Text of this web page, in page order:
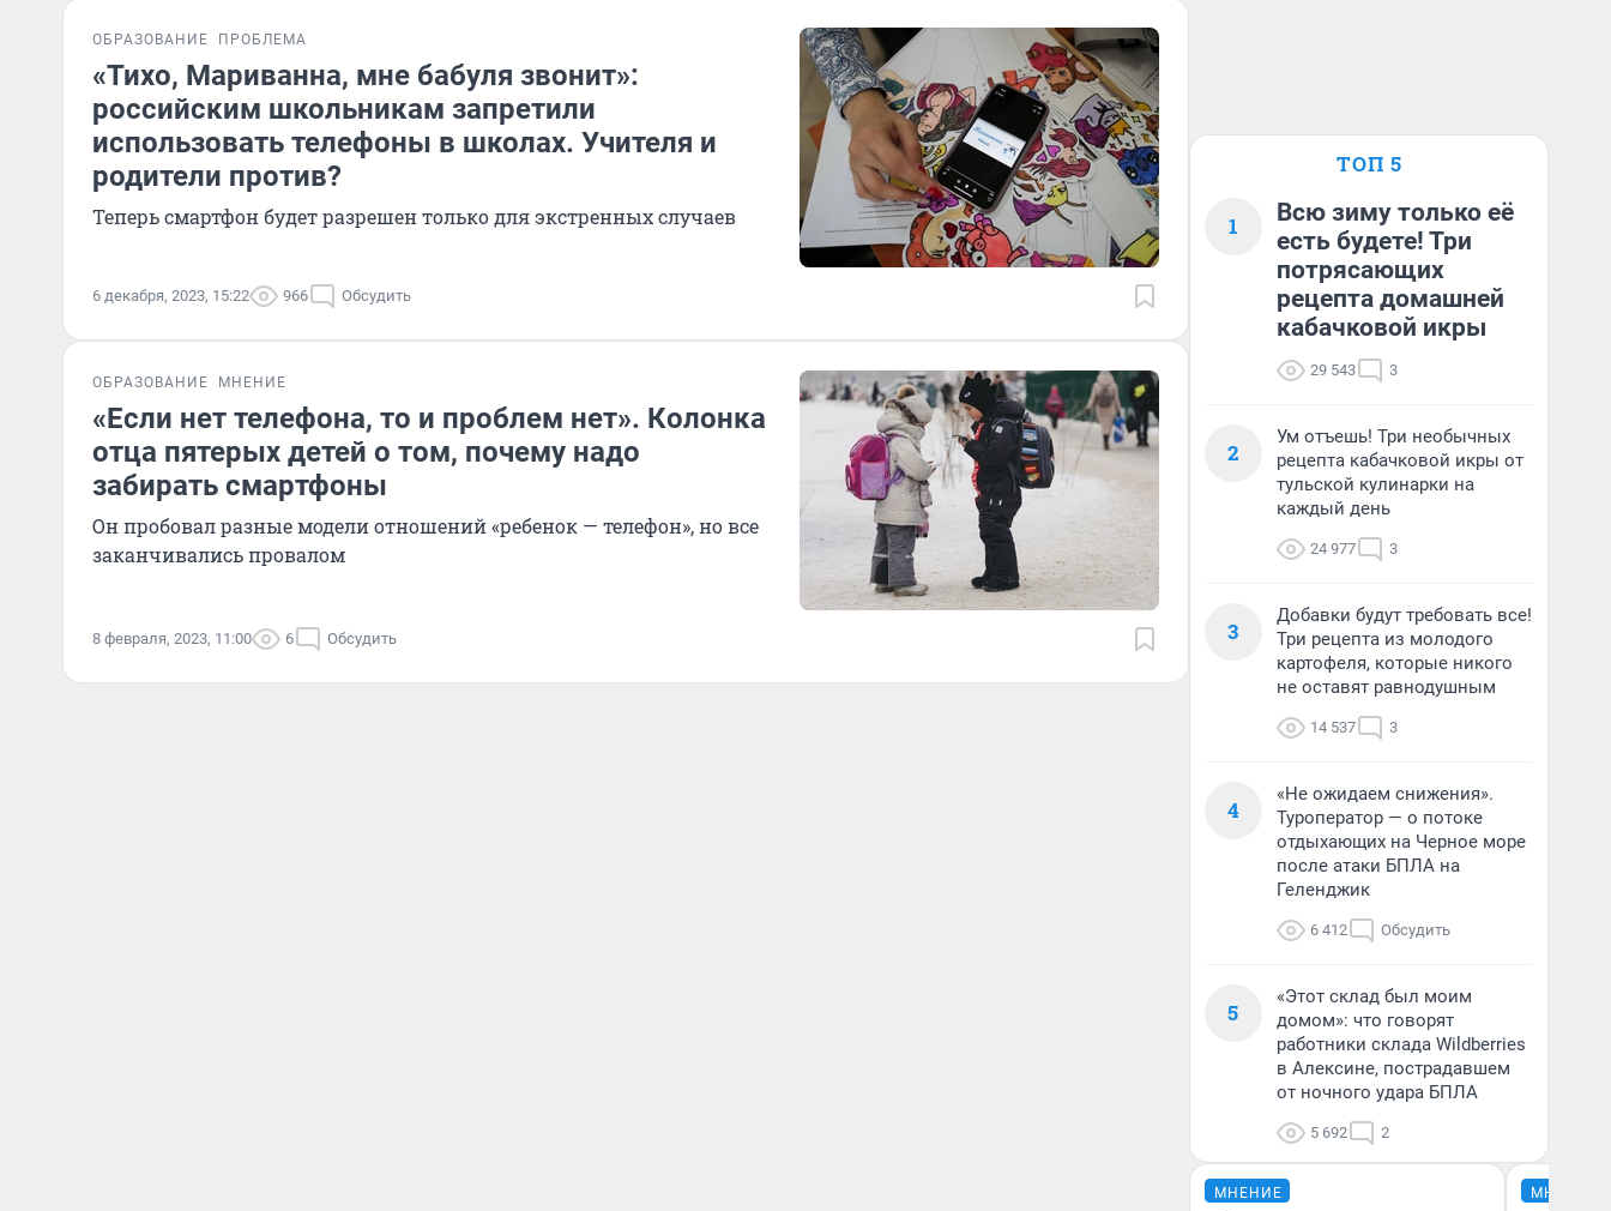
ОБРАЗОВАНИЕ ПРОБЛЕМА
«Тихо, Мариванна, мне бабуля звонит»:
российским школьникам запретили
использовать телефоны в школах. Учителя и
родители против?
Теперь смартфон будет разрешен только для экстренных случаев
6 декабря, 2023, 15:22 966 Обсудить
ОБРАЗОВАНИЕ МНЕНИЕ
«Если нет телефона, то и проблем нет». Колонка
отца пятерых детей о том, почему надо
забирать смартфоны
Он пробовал разные модели отношений «ребенок — телефон», но все
заканчивались провалом
8 февраля, 2023, 11:00 6 Обсудить
ТОП 5
1
Всю зиму только её
есть будете! Три
потрясающих
рецепта домашней
кабачковой икры
29 543 3
2
Ум отъешь! Три необычных
рецепта кабачковой икры от
тульской кулинарки на
каждый день
24 977 3
3
Добавки будут требовать все!
Три рецепта из молодого
картофеля, которые никого
не оставят равнодушным
14 537 3
4
«Не ожидаем снижения».
Туроператор — о потоке
отдыхающих на Черное море
после атаки БПЛА на
Геленджик
6 412 Обсудить
5
«Этот склад был моим
домом»: что говорят
работники склада Wildberries
в Алексине, пострадавшем
от ночного удара БПЛА
5 692 2
МНЕНИЕ МНЕНИЕ